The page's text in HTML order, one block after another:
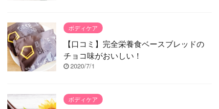
ボディケア
【口コミ】完全栄養食ベースブレッドの
チョコ味がおいしい！
2020/7/1
ボディケア